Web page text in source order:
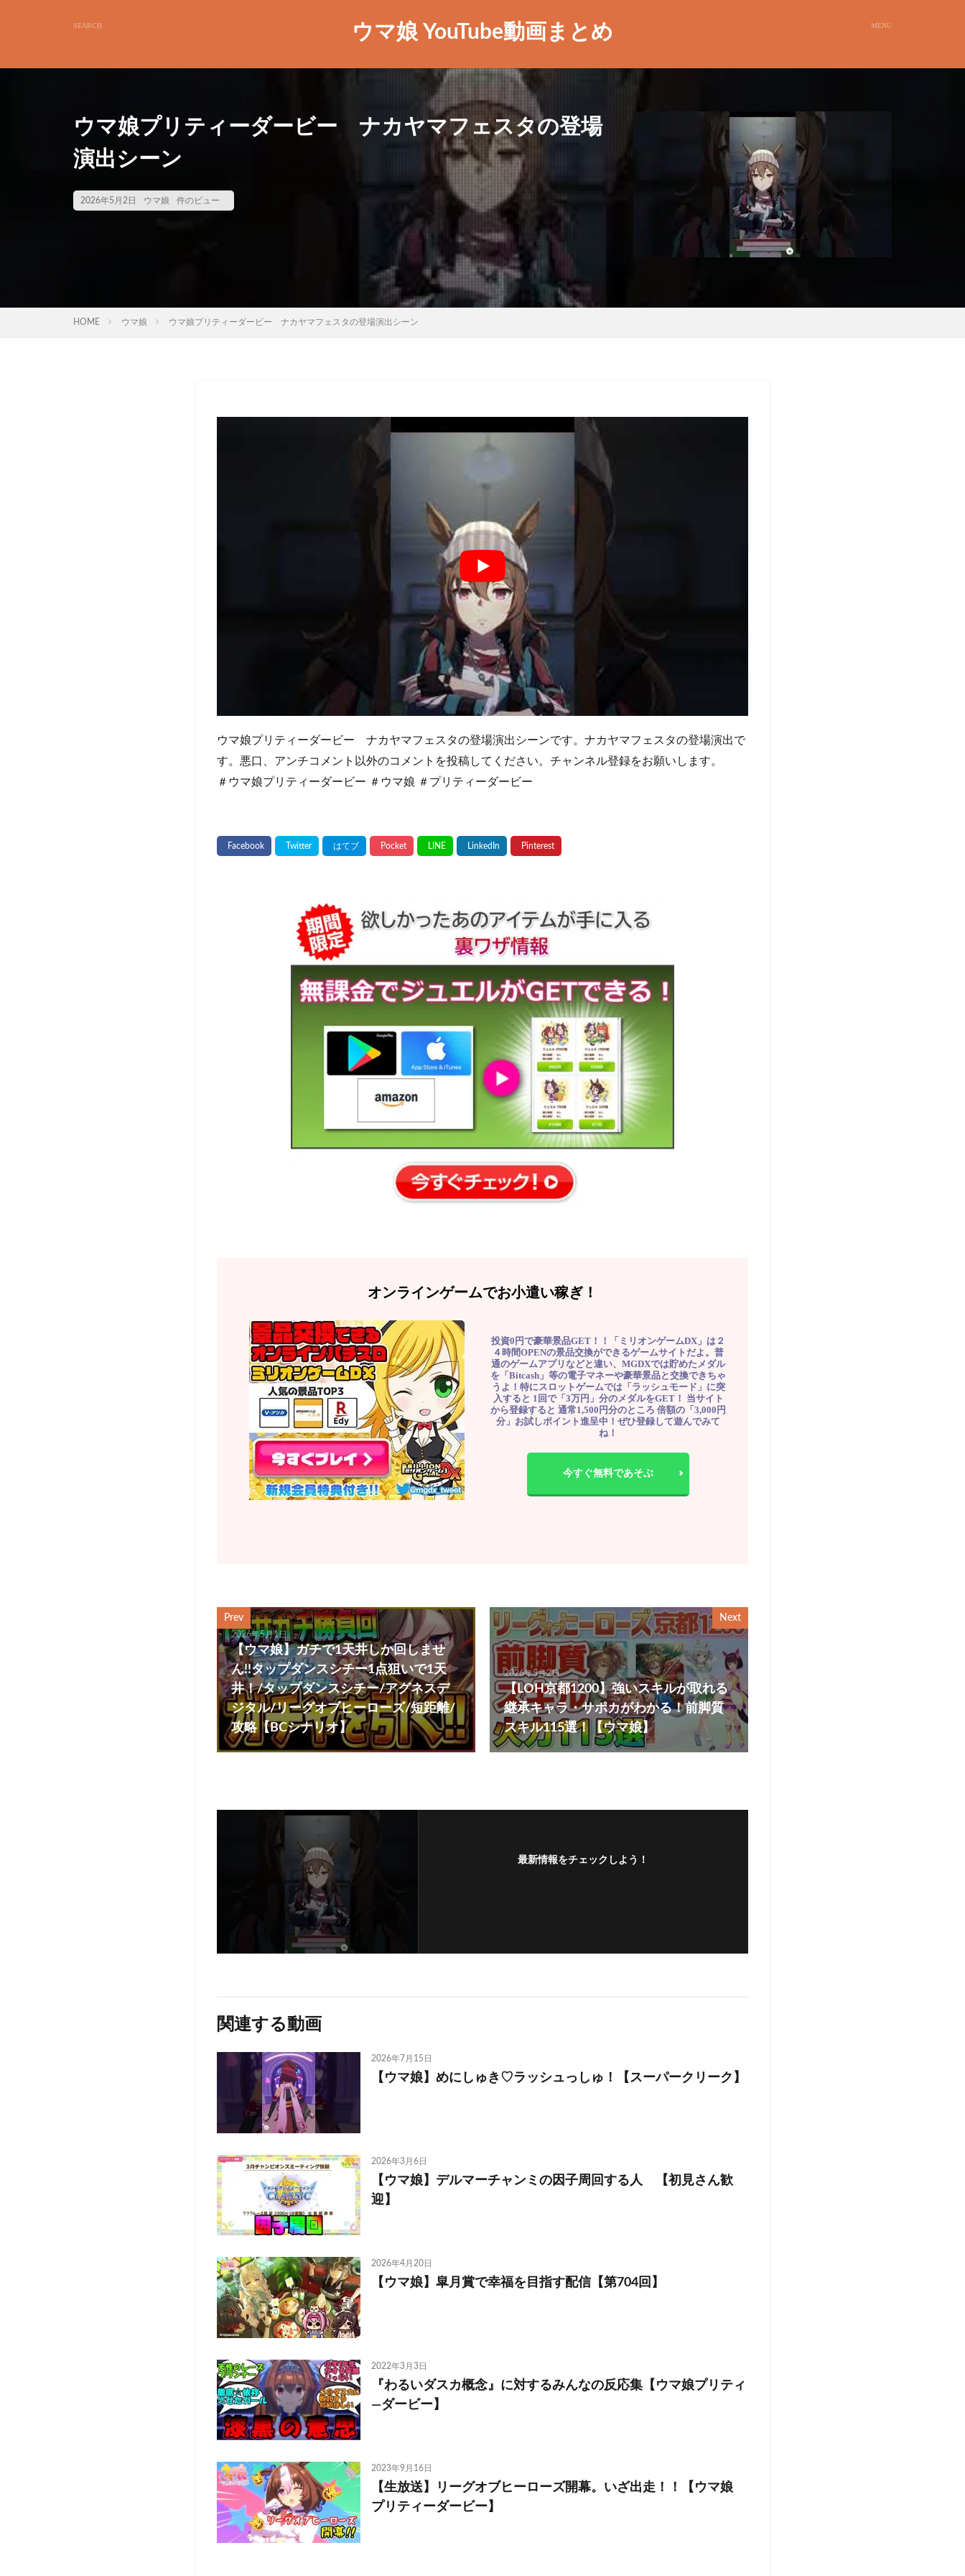
ウマ娘 YouTube動画まとめ
ウマ娘プリティーダービー ナカヤマフェスタの登場
演出シーン
2026年5月2日 ウマ娘 件のビュー
HOME ウマ娘 ウマ娘プリティーダービー ナカヤマフェスタの登場演出シーン
ウマ娘プリティーダービー ナカヤマフェスタの登場演出シーンです。ナカヤマフェスタの登場演出で
す。悪口、アンチコメント以外のコメントを投稿してください。チャンネル登録をお願いします。
＃ウマ娘プリティーダービー ＃ウマ娘 ＃プリティーダービー
オンラインゲームでお小遣い稼ぎ！
投資0円で豪華景品GET！！「ミリオンゲームDX」は２
４時間OPENの景品交換ができるゲームサイトだよ。普
通のゲームアプリなどと違い、MGDXでは貯めたメダル
を「Bitcash」等の電子マネーや豪華景品と交換できちゃ
うよ！特にスロットゲームでは「ラッシュモード」に突
入すると 1回で「3万円」分のメダルをGET！ 当サイト
から登録すると 通常1,500円分のところ 倍額の「3,000円
分」お試しポイント進呈中！ぜひ登録して遊んでみて
ね！
今すぐ無料であそぶ
Prev
2026年5月1日
【ウマ娘】ガチで1天井しか回しませ
ん!!タップダンスシチー1点狙いで1天
井！/タップダンスシチー/アグネスデ
ジタル/リーグオブヒーローズ/短距離/
攻略【BCシナリオ】
Next
2026年5月2日
【LOH京都1200】強いスキルが取れる
継承キャラ・サポカがわかる！前脚質
スキル115選！【ウマ娘】
最新情報をチェックしよう！
関連する動画
2026年7月15日
【ウマ娘】めにしゅき♡ラッシュっしゅ！【スーパークリーク】
2026年3月6日
【ウマ娘】デルマーチャンミの因子周回する人 【初見さん歓
迎】
2026年4月20日
【ウマ娘】皐月賞で幸福を目指す配信【第704回】
2022年3月3日
『わるいダスカ概念』に対するみんなの反応集【ウマ娘プリティ
―ダービー】
2023年9月16日
【生放送】リーグオブヒーローズ開幕。いざ出走！！【ウマ娘
プリティーダービー】